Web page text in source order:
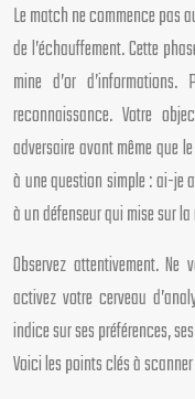
Le match ne commence pas
de l’échauffement. Cette
mine d’or
reconnaissance. Votre
adversaire avant même que
à une question simple : ai-je
à un défenseur qui mise sur
Observez attentivement.
activez votre cerveau
indice sur ses préférences,
Voici les points clés à